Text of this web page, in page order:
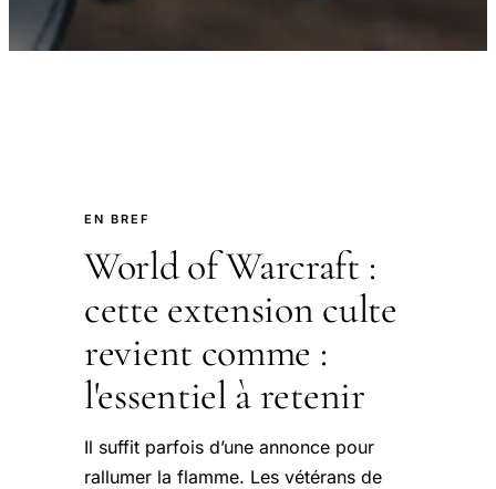
EN BREF
World of Warcraft :
cette extension culte
revient comme :
l'essentiel à retenir
Il suffit parfois d’une annonce pour
rallumer la flamme. Les vétérans de